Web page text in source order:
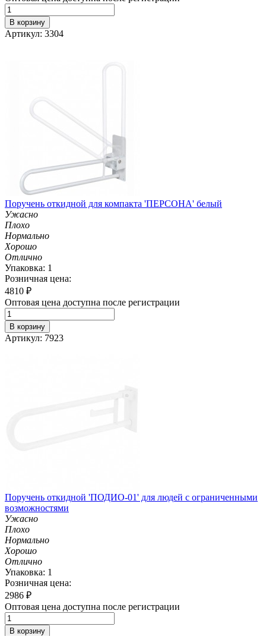
В корзину
Артикул: 3304
Поручень откидной для компакта 'ПЕРСОНА' белый
Ужасно
Плохо
Нормально
Хорошо
Отлично
Упаковка: 1
Розничная цена:
4810 ₽
Оптовая цена доступна после регистрации
В корзину
Артикул: 7923
Поручень откидной 'ПОДИО-01' для людей с ограниченными
возможностями
Ужасно
Плохо
Нормально
Хорошо
Отлично
Упаковка: 1
Розничная цена:
2986 ₽
Оптовая цена доступна после регистрации
В корзину